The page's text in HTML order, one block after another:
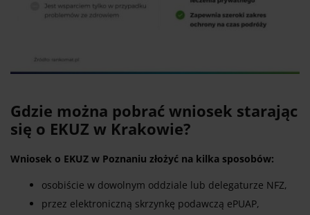
Gdzie można pobrać wniosek starając
się o EKUZ w Krakowie?
Wniosek o EKUZ w Poznaniu złożyć na kilka sposobów:
osobiście w dowolnym oddziale lub delegaturze NFZ,
przez elektroniczną skrzynkę podawczą ePUAP,